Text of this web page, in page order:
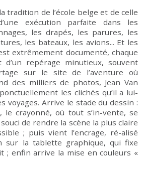
tradition de l’école belge et de celle
exécution parfaite dans les
les drapés, les parures, les
les bateaux, les avions... Et les
extrêmement documenté, chaque
d’un repérage minutieux, souvent
sur le site de l’aventure où
des milliers de photos, Jean Van
les clichés qu’il a lui-
voyages. Arrive le stade du dessin :
crayonné, où tout s’in-vente, se
de rendre la scène la plus claire
; puis vient l’encrage, ré-alisé
sur la tablette graphique, qui fixe
; enfin arrive la mise en couleurs «